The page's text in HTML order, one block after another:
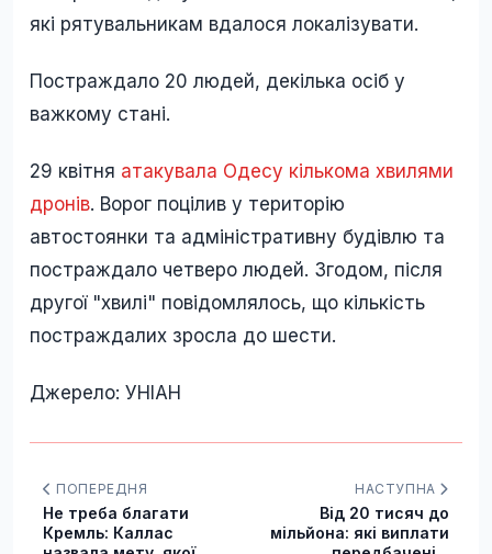
які рятувальникам вдалося локалізувати.
Постраждало 20 людей, декілька осіб у
важкому стані.
29 квітня атакувала Одесу кількома хвилями
дронів. Ворог поцілив у територію
автостоянки та адміністративну будівлю та
постраждало четверо людей. Згодом, після
другої "хвилі" повідомлялось, що кількість
постраждалих зросла до шести.
Джерело: УНІАН
ПОПЕРЕДНЯ
Не треба благати
Кремль: Каллас
НАСТУПНА
Від 20 тисяч до
мільйона: які виплати